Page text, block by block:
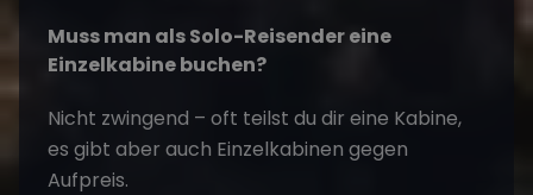
Muss man als Solo-Reisender eine
Einzelkabine buchen?
Nicht zwingend – oft teilst du dir eine Kabine,
es gibt aber auch Einzelkabinen gegen
Aufpreis.